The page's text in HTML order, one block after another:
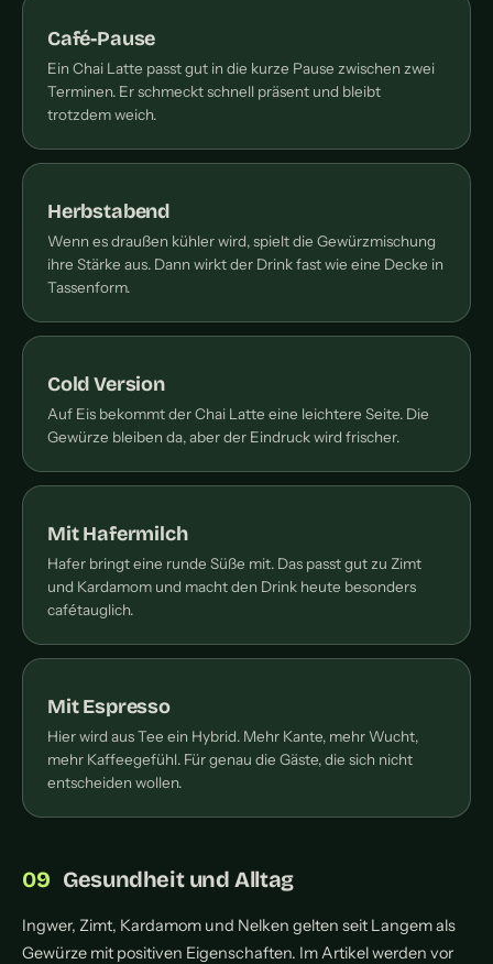
Café-Pause
Ein Chai Latte passt gut in die kurze Pause zwischen zwei
Terminen. Er schmeckt schnell präsent und bleibt
trotzdem weich.
Herbstabend
Wenn es draußen kühler wird, spielt die Gewürzmischung
ihre Stärke aus. Dann wirkt der Drink fast wie eine Decke in
Tassenform.
Cold Version
Auf Eis bekommt der Chai Latte eine leichtere Seite. Die
Gewürze bleiben da, aber der Eindruck wird frischer.
Mit Hafermilch
Hafer bringt eine runde Süße mit. Das passt gut zu Zimt
und Kardamom und macht den Drink heute besonders
cafétauglich.
Mit Espresso
Hier wird aus Tee ein Hybrid. Mehr Kante, mehr Wucht,
mehr Kaffeegefühl. Für genau die Gäste, die sich nicht
entscheiden wollen.
Gesundheit und Alltag
Ingwer, Zimt, Kardamom und Nelken gelten seit Langem als
Gewürze mit positiven Eigenschaften. Im Artikel werden vor